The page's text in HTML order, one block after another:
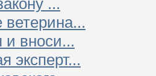
вноси...
эксперт...